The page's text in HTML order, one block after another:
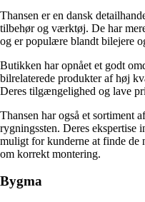
Thansen er en dansk
tilbehør og værktøj. De har
og er populære blandt bilejere
Butikken har opnået et godt
bilrelaterede produkter af høj
Deres tilgængelighed og lave
Thansen har også et sortiment
rygningssten. Deres
muligt for kunderne at finde de
om korrekt montering.
Bygma